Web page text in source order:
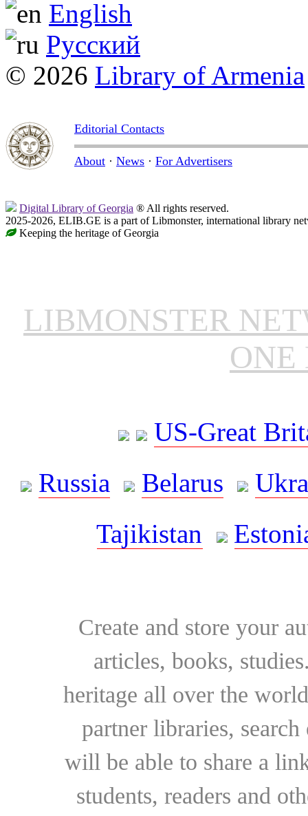
English
Русский
© 2026 Library of Armenia
Editorial Contacts
About · News · For Advertisers
Digital Library of Georgia ® All rights reserved.
2025-2026, ELIB.GE is a part of Libmonster, international library
Keeping the heritage of Georgia
LIBMONSTER
ONE
US-Great
Russia
Belarus
Tajikistan
Create and store your
articles, books,
heritage all over the
partner libraries,
will be able to share a
students, readers and